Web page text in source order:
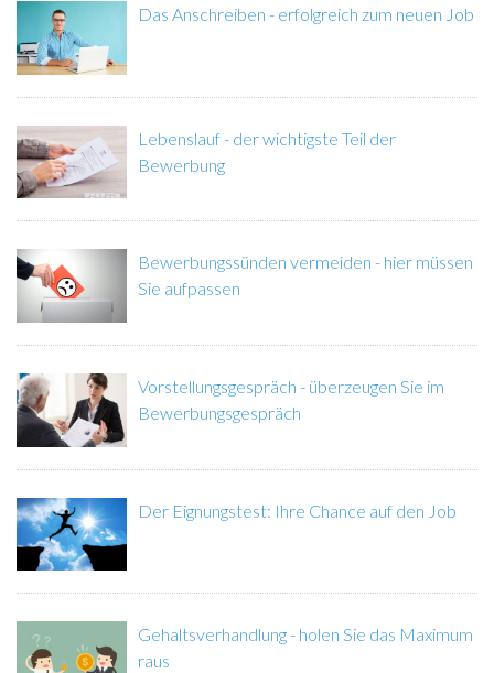
Das Anschreiben - erfolgreich zum neuen Job
Lebenslauf - der wichtigste Teil der
Bewerbung
Bewerbungssünden vermeiden - hier müssen
Sie aufpassen
Vorstellungsgespräch - überzeugen Sie im
Bewerbungsgespräch
Der Eignungstest: Ihre Chance auf den Job
Gehaltsverhandlung - holen Sie das Maximum
raus